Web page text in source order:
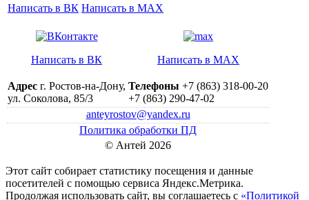
Написать в ВК Написать в MAX
Написать в ВК Написать в MAX
Адрес г. Ростов-на-Дону,
ул. Соколова, 85/3
Телефоны +7 (863) 318-00-20
+7 (863) 290-47-02
anteyrostov@yandex.ru
Политика обработки ПД
© Антей 2026
Этот сайт собирает статистику посещения и данные
посетителей c помощью сервиса Яндекс.Метрика.
Продолжая использовать сайт, вы соглашаетесь с «Политикой